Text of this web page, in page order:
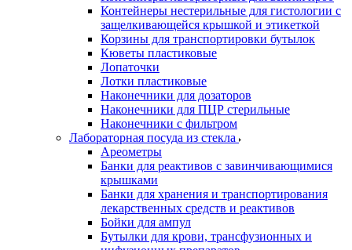
Контейнеры нестерильные для гистологии с
защелкивающейся крышкой и этикеткой
Корзины для транспортировки бутылок
Кюветы пластиковые
Лопаточки
Лотки пластиковые
Наконечники для дозаторов
Наконечники для ПЦР стерильные
Наконечники с фильтром
Лабораторная посуда из стекла
Ареометры
Банки для реактивов с завинчивающимися
крышками
Банки для хранения и транспортирования
лекарственных средств и реактивов
Бойки для ампул
Бутылки для крови, трансфузионных и